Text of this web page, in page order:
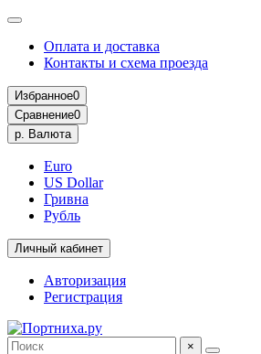
Оплата и доставка
Контакты и схема проезда
Избранное0
Сравнение0
р. Валюта
Euro
US Dollar
Гривна
Рубль
Личный кабинет
Авторизация
Регистрация
×